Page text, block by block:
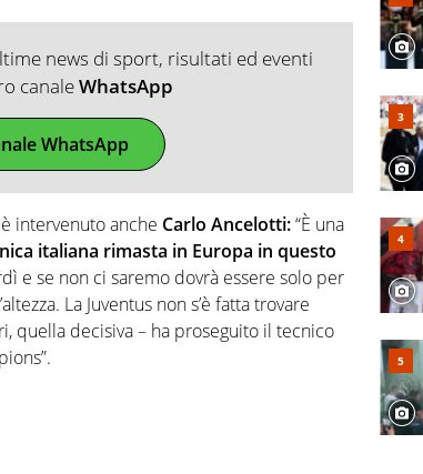
news di sport, risultati ed eventi
canaleWhatsApp
WhatsApp
intervenuto anche Carlo Ancelotti:“È una
italiana rimasta in Europa in questo
e se non ci saremo dovrà essere solo per
La Juventus non s’è fatta trovare
quella decisiva – ha proseguito il tecnico